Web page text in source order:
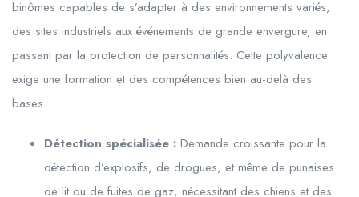
binômes capables de s’adapter à des environnements variés,
des sites industriels aux événements de grande envergure, en
passant par la protection de personnalités. Cette polyvalence
exige une formation et des compétences bien au-delà des
bases.
Détection spécialisée : Demande croissante pour la
détection d’explosifs, de drogues, et même de punaises
de lit ou de fuites de gaz, nécessitant des chiens et des